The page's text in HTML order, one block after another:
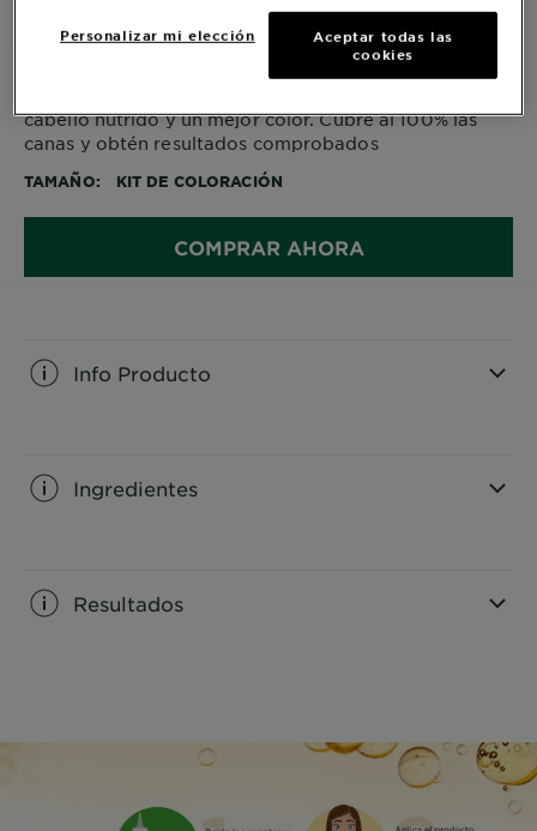
cabello nutrido y un mejor color. Cubre al 100% las
canas y obtén resultados comprobados
TAMAÑO KIT DE COLORACIÓN
COMPRAR AHORA
Info Producto
Ingredientes
Resultados
Personalizar mi elección
Aceptar todas las
cookies